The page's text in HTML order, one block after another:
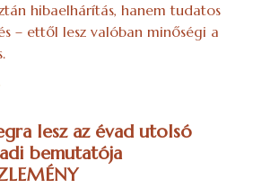
hibaelhárítás, hanem tudatos
– ettől lesz valóban minőségi a
lesz az évad utolsó
bemutatója